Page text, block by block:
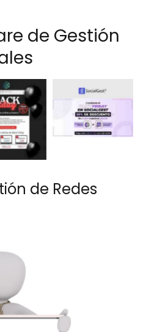
de Gestión
de Redes